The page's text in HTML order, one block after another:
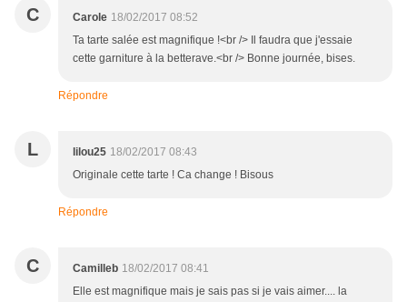
C Carole 18/02/2017 08:52
Ta tarte salée est magnifique !<br /> Il faudra que j'essaie
cette garniture à la betterave.<br /> Bonne journée, bises.
Répondre
L lilou25 18/02/2017 08:43
Originale cette tarte ! Ca change ! Bisous
Répondre
C Camilleb 18/02/2017 08:41
Elle est magnifique mais je sais pas si je vais aimer.... la